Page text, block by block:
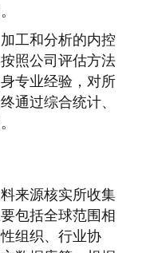
工和分析的内控
照公司评估方法
专业经验，对所
通过综合统计、
来源核实所收集
包括全球范围相
组织、行业协